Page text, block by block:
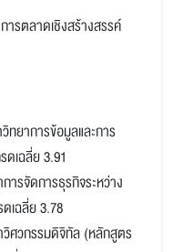
ตลาดเชิงสร้างสรรค์
าการข้อมูลและการ
เฉลี่ย 3.91
ดการธุรกิจระหว่าง
ฉลี่ย 3.78
กรรมดิจิทัล (หลักสูตร